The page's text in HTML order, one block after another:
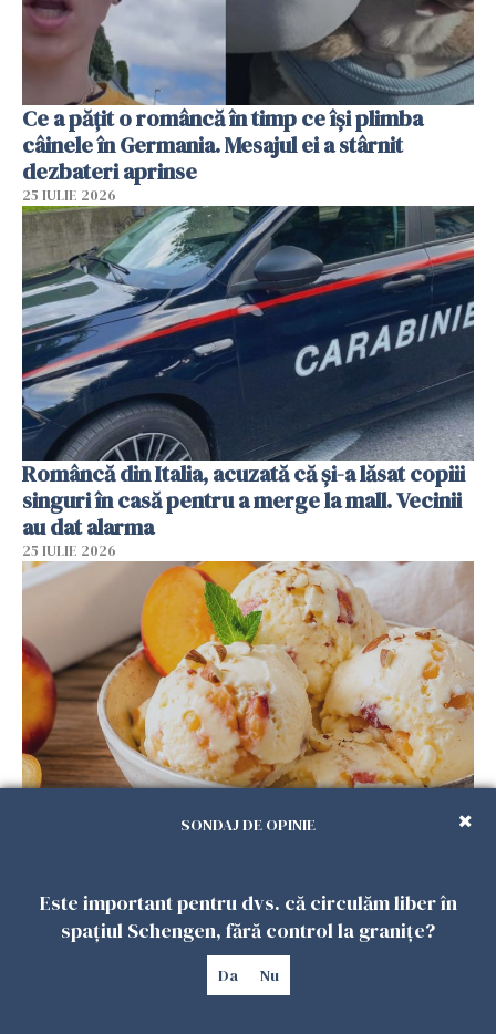
Ce a pățit o româncă în timp ce își plimba
câinele în Germania. Mesajul ei a stârnit
dezbateri aprinse
25 IULIE 2026
Româncă din Italia, acuzată că și-a lăsat copiii
singuri în casă pentru a merge la mall. Vecinii
au dat alarma
25 IULIE 2026
Înghețata de casă cu nectarine care
25 IULIE 2026
SONDAJ DE OPINIE
Este important pentru dvs. că circulăm liber în
spațiul Schengen, fără control la granițe?
Da Nu